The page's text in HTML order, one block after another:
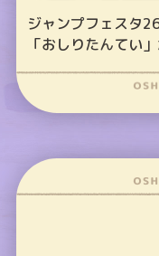
ジャンプフェスタ
「おしりたんてい